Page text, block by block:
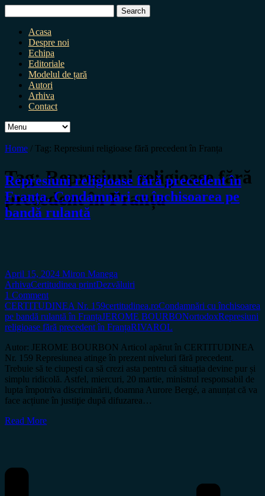
for:
Acasa
Despre noi
Echipa
Editoriale
Modelul de țară
Autori
Arhiva
Contact
Home / Tag: Represiuni religioase fără precedent în Franța
Tag:Represiuni religioase fără
precedent în Franța
Represiuni religioase fără precedent în
Franța. Condamnări cu închisoarea pe
bandă rulantă
April 15, 2024 Miron Manega
ArhivaCertitudinea printDezvăluiri
1 Comment
CERTITUDINEA Nr. 159certitudinea.roCondamnări cu închisoarea
pe bandă rulantă în FranțaJEROME BOURBONortodoxRepresiuni
religioase fără precedent în FranțaRIVAROL
Autor: JEROME BOURBON Articol apărut în CERTITUDINEA
Nr. 159 Represiunea atinge în prezent niveluri fără precedent.
Trebuie să te ciupești ca să crezi asta pentru că situația devine pur și
simplu ridicolă. Astfel, miercuri, 20 martie, ministrul responsabil de
lupta împotriva discriminării, doamna Aurore Bergé, a anunțat că va
face acțiune în justiţie după difuzarea…
Read More